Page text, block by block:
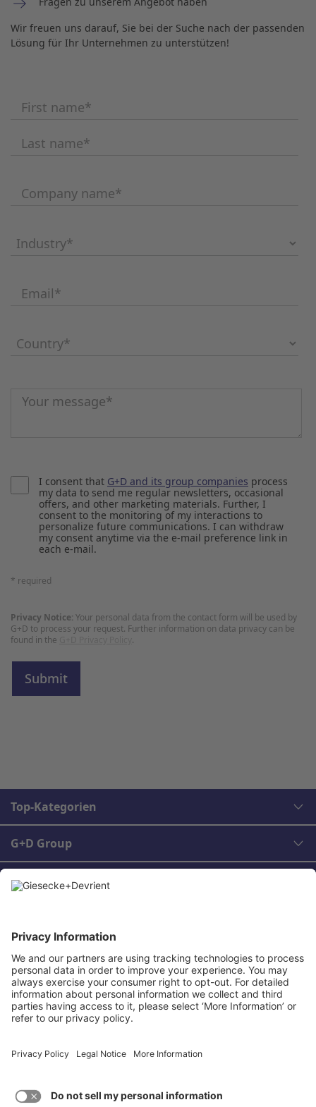
Wir freuen uns darauf, Sie bei der Suche nach der passenden
Lösung für Ihr Unternehmen zu unterstützen!
I consent that G+D and its group companies process
my data to send me regular newsletters, occasional
offers, and other marketing materials. Further, I
consent to the monitoring of my interactions to
personalize future communications. I can withdraw
my consent anytime via the e-mail preference link in
each e-mail.
* required
Privacy Notice: Your personal data from the contact form will be used by
G+D to process your request. Further information on data privacy can be
found in the
.
Top-Kategorien
G+D Group
Rechtliches
Kontakt